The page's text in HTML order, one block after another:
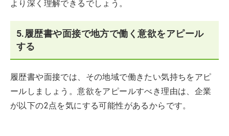
より深く理解できるでしょう。
5.履歴書や面接で地方で働く意欲をアピール
する
履歴書や面接では、その地域で働きたい気持ちをアピ
ールしましょう。意欲をアピールすべき理由は、企業
が以下の2点を気にする可能性があるからです。